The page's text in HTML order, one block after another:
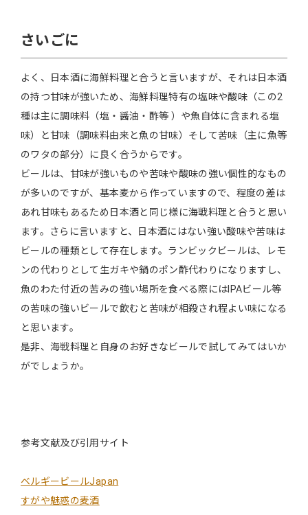
さいごに
よく、日本酒に海鮮料理と合うと言いますが、それは日本酒
の持つ甘味が強いため、海鮮料理特有の塩味や酸味（この2
種は主に調味料（塩・醤油・酢等 ）や魚自体に含まれる塩
味）と甘味（調味料由来と魚の甘味）そして苦味（主に魚等
のワタの部分）に良く合うからです。
ビールは、甘味が強いものや苦味や酸味の強い個性的なもの
が多いのですが、基本麦から作っていますので、程度の差は
あれ甘味もあるため日本酒と同じ様に海戦料理と合うと思い
ます。さらに言いますと、日本酒にはない強い酸味や苦味は
ビールの種類として存在します。ランビックビールは、レモ
ンの代わりとして生ガキや鍋のポン酢代わりになりますし、
魚のわた付近の苦みの強い場所を食べる際にはIPAビール等
の苦味の強いビールで飲むと苦味が相殺され程よい味になる
と思います。
是非、海戦料理と自身のお好きなビールで試してみてはいか
がでしょうか。
参考文献及び引用サイト
ベルギービールJapan
すがや魅惑の麦酒